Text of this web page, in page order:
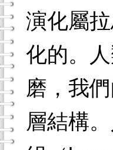
演化屬
化的。
磨，我
層結構